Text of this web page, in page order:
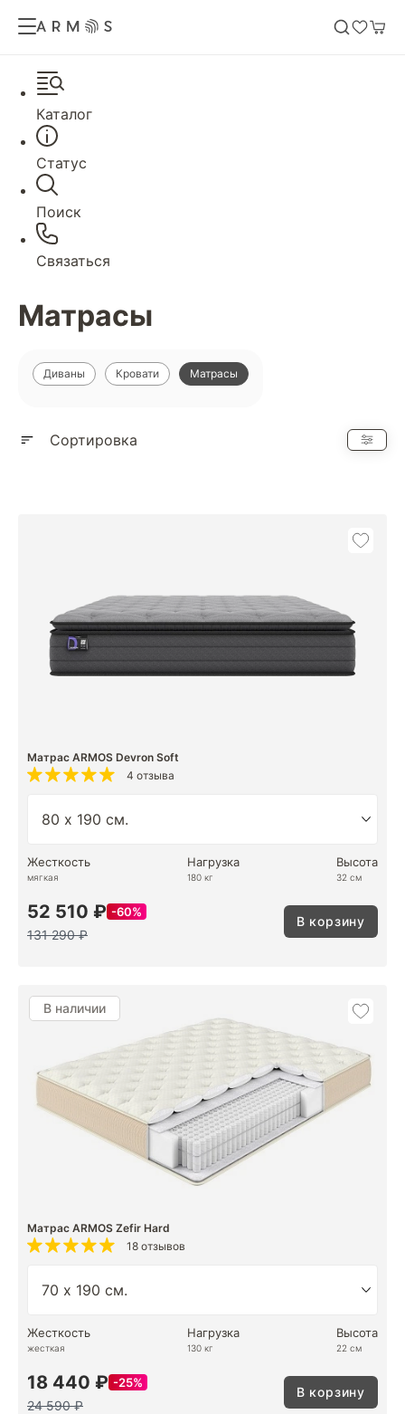
Каталог
Статус
Поиск
Связаться
Матрасы
Диваны Кровати Матрасы
Сортировка
Матрас ARMOS Devron Soft
4 отзыва
Жесткость
мягкая
Нагрузка
180 кг
Высота
32 см
52 510 ₽ 60%
131 290 ₽
В корзину
В наличии
Матрас ARMOS Zefir Hard
18 отзывов
Жесткость
жесткая
Нагрузка
130 кг
Высота
22 см
18 440 ₽ 25%
24 590 ₽
В корзину